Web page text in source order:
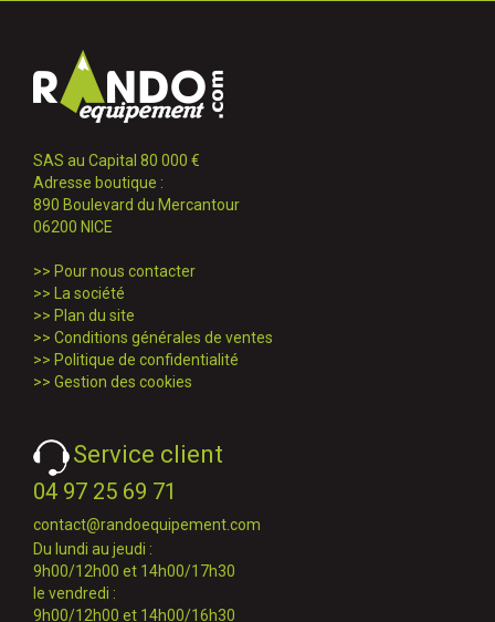
SAS au Capital 80 000 €
Adresse boutique :
890 Boulevard du Mercantour
06200 NICE
>> Pour nous contacter
>> La société
>> Plan du site
>> Conditions générales de ventes
>> Politique de confidentialité
>> Gestion des cookies
Service client
04 97 25 69 71
contact@randoequipement.com
Du lundi au jeudi :
9h00/12h00 et 14h00/17h30
le vendredi :
9h00/12h00 et 14h00/16h30